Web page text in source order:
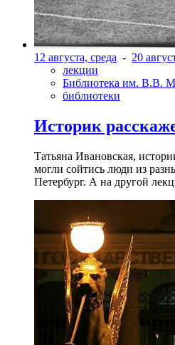
12 августа, среда - 20
лекции
Библиотека им. В.В.
библиотеки
Историк
Татьяна Ивановская,
могли сойтись люди из
Петербург. А на другой